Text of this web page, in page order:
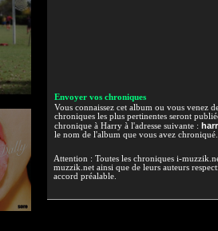
Envoyer vos chroniques
Vous connaissez cet album ou vous venez
chroniques les plus pertinentes seront
chronique à Harry à l'adresse suivante :
le nom de l'album que vous avez
Attention : Toutes les chroniques i-
muzzik.net ainsi que de leurs auteurs
accord préalable.